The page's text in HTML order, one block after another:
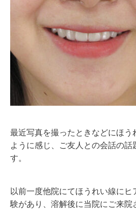
最近写真を撮ったときなどにほう
ように感じ、ご友人との会話の話
す。
以前一度他院にてほうれい線にヒ
験があり、溶解後に当院にご来院